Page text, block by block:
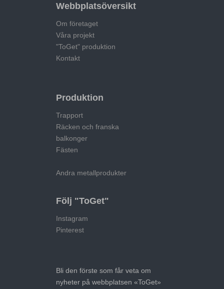
Webbplatsöversikt
Om företaget
Våra projekt
"ToGet" produktion
Kontakt
Produktion
Trapport
Räcken och franska
balkonger
Fästen
Andra metallprodukter
Följ "ToGet"
Instagram
Pinterest
Bli den förste som får veta om
nyheter på webbplatsen «ToGet»